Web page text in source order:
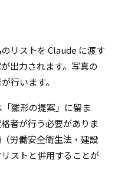
リストを Claude に渡す
出力されます。写真の
行います。
雛形の提案」に留ま
者が行う必要がありま
労働安全衛生法・建設
ストと併用することが